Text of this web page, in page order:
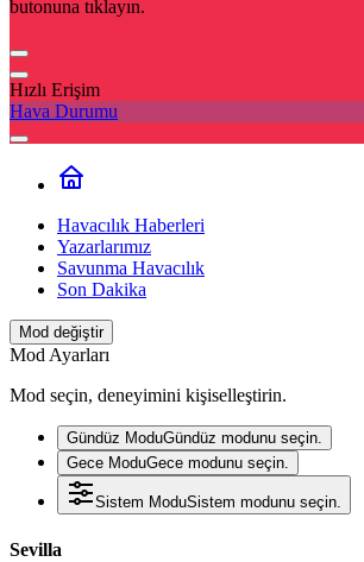
butonuna tıklayın.
Hızlı Erişim
Hava Durumu
Havacılık Haberleri
Yazarlarımız
Savunma Havacılık
Son Dakika
Mod değiştir
Mod Ayarları
Mod seçin, deneyimini kişiselleştirin.
Gündüz ModuGündüz modunu seçin.
Gece ModuGece modunu seçin.
Sistem ModuSistem modunu seçin.
Sevilla